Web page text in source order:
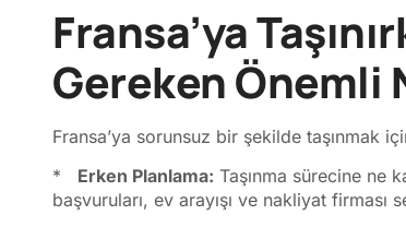
Fransa’ya
Gereken Önemli
Fransa’ya sorunsuz bir şekilde taşınmak
* Erken Planlama: Taşınma sürecine ne
başvuruları, ev arayışı ve nakliyat